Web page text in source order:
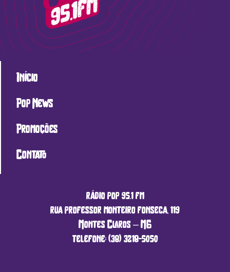
Início
Pop News
Promoções
Contato
rádio pop 95.1 fm
rua professor monteiro fonseca, 119
Montes Claros – MG
telefone: (38) 3218-5050